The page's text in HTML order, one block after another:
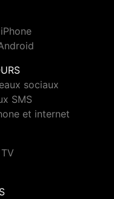
sociaux
SMS
et internet